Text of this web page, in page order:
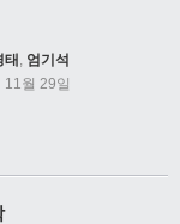
태 엄기석
월 29일